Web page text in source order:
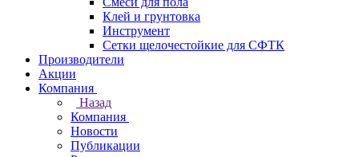
Клей и грунтовка
Инструмент
Сетки щелочестойкие для СФТК
Производители
Акции
Компания
Назад
Компания
Новости
Публикации